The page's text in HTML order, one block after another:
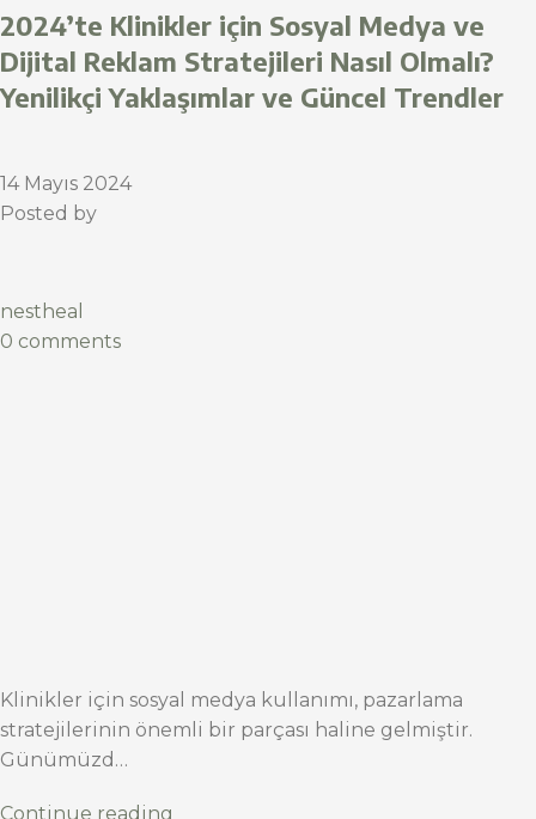
2024’te Klinikler için Sosyal Medya ve
Dijital Reklam Stratejileri Nasıl Olmalı?
Yenilikçi Yaklaşımlar ve Güncel Trendler
14 Mayıs 2024
Posted by
nestheal
0 comments
Klinikler için sosyal medya kullanımı, pazarlama
stratejilerinin önemli bir parçası haline gelmiştir.
Günümüzd…
Continue reading